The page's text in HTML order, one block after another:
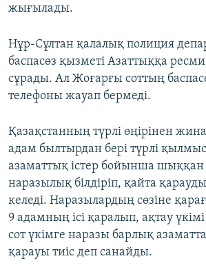
жығылады.
Нұр-Сұлтан қалалық полиция
баспасөз қызметі Азаттыққа
сұрады. Ал Жоғарғы соттың
телефоны жауап бермеді.
Қазақстанның түрлі өңірінен
адам былтырдан бері түрлі
азаматтық істер бойынша
наразылық білдіріп, қайта
келеді. Наразылардың сөзіне
9 адамның ісі қаралып, ақтау
сот үкімге наразы барлық
қарауы тиіс деп санайды.